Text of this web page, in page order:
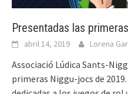
Presentadas las
abril 14, 2019 Lorena
Associació Lúdica Sants-
primeras Niggu-jocs de